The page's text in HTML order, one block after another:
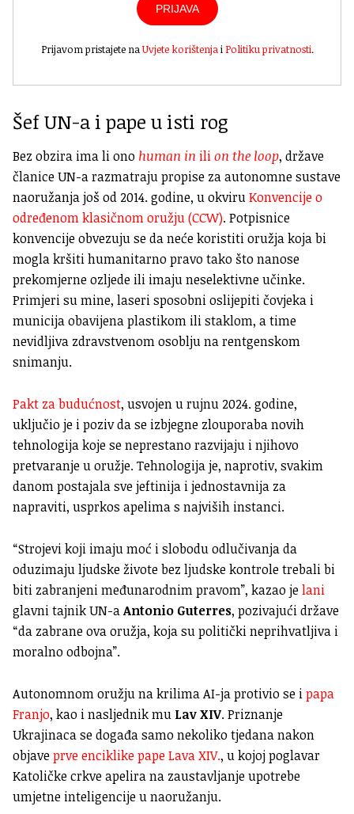
PRIJAVA
Prijavom pristajete naUvjete korištenjai Politiku privatnosti.
Šef UN-a i pape u isti rog
Bez obzira ima li ono human in ilion the loop, države
članice UN-a razmatraju propise za autonomne sustave
naoružanja još od 2014. godine, u okviruKonvencije o
određenom klasičnom oružju (CCW). Potpisnice
konvencije obvezuju se da neće koristiti oružja koja bi
mogla kršiti humanitarno pravo tako što nanose
prekomjerne ozljede ili imaju neselektivne učinke.
Primjeri su mine, laseri sposobni oslijepiti čovjeka i
municija obavijena plastikom ili staklom, a time
nevidljiva zdravstvenom osoblju na rentgenskom
snimanju.
Pakt za budućnost, usvojen u rujnu 2024. godine,
uključio je i poziv da se izbjegne zlouporaba novih
tehnologija koje se neprestano razvijaju i njihovo
pretvaranje u oružje. Tehnologija je, naprotiv, svakim
danom postajala sve jeftinija i jednostavnija za
napraviti, usprkos apelima s najviših instanci.
“Strojevi koji imaju moć i slobodu odlučivanja da
oduzimaju ljudske živote bez ljudske kontrole trebali bi
biti zabranjeni međunarodnim pravom”, kazao jelani
glavni tajnik UN-aAntonio Guterres, pozivajući države
“da zabrane ova oružja, koja su politički neprihvatljiva i
moralno odbojna”.
Autonomnom oružju na krilima AI-ja protivio se ipapa
Franjo, kao i nasljednik mu Lav XIV. Priznanje
Ukrajinaca se događa samo nekoliko tjedana nakon
objaveprve enciklike pape Lava XIV., u kojoj poglavar
Katoličke crkve apelira na zaustavljanje upotrebe
umjetne inteligencije u naoružanju.